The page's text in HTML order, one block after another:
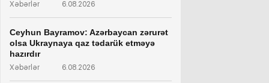
Xəbərlər 6.08.2026
Ceyhun Bayramov: Azərbaycan zərurət
olsa Ukraynaya qaz tədarük etməyə
hazırdır
Xəbərlər 6.08.2026